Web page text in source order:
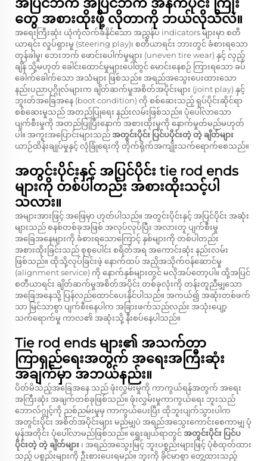
တွေ အစားထိုးဖို့ လိုတာကို ဘယ်လိုသိလဲ။
အရေးကြီးဆုံး ယုံကုံလက်ခံနိုင်သော အညွှန်ပ indicators များမှာ စတီ
ယာရင်း လှုပ်ရှားမှု (steering play)၊ စတီယာရင်း ဘားတွင် ခံစားရသော
တုန်ခါမှု၊ ဘေးဘက် ဖောင်းပေါက်မှုများ (uneven tire wear) နှင့် လှည့်
ချိန် သို့မဟုတ် ခေါင်းထောင်မှုများပေါ်တွင် မောင်းနေစဉ် ကြားရသော ခပ်
ခေါက်ခေါက်သော အသံများ ဖြစ်သည်။ အရည်အသွေးပေးထားသော
နည်းပညာပုဂ္ဂိုလ်များက ချိတ်ဆက်မှုအစိတ်အပိုင်းများ (joint play) နှင့်
ဘူးတ်အခြေအနေ (boot condition) ကို စစ်ဆေးသည့် ရုပ်ပိုင်းဆိုင်ရာ
စစ်ဆေးမှုသည် အတည်ပြုရေး နည်းလမ်းဖြစ်သည်။ ပုံပေါ်လာသော
ပျက်စီးမှုကို အတည်ပြုပြီးနောက် အစားထိုးမှုကို နောက်မှုတ်မည်မဟုတ်
ပါ။ အကူးအပြောင်းများသည် အတွင်းပိုင်း ပြင်ပပိုင်းတဲ့ တဲ့ ချိတ်များ
ယာဉ်ထိန်းချုပ်မှုနှင့် လုံခြုံရေးကို တိုက်ရိုက်အကျိုးသက်ရောက်စေသည်။
အတွင်းပိုင်းနှင့် အပြင်ပိုင်း tie rod ends
များကို တစ်ပါတည်း အစားထိုးသင့်ပါ
သလား။
အများအားဖြင့် အဖြေမှာ ဟုတ်ပါသည်။ အတွင်းပိုင်းနှင့် အပြင်ပိုင်း အဆုံး
များသည် စနစ်တစ်ခုအဖြစ် အလုပ်လုပ်ပြီး အလားတူ ပျက်စီးမှု
အခြေအနေများကို ခံစားရသောကြောင့် နှစ်များကို တစ်ပါတည်း
အစားထိုးခြင်းသည် စုစုပေါင်း စရိတ်အရ အကောင်းဆုံး နည်းလမ်း
ဖြစ်သည်။ ထိုသို့လုပ်ခြင်းဖဲ့ နောက်ထပ် အညှိအသိုက်ဝန်ဆောင်မှု
(alignment service) ကို နောက်နှစ်များတွင် မလိုအပ်တော့ပါ။ ထို့အပြင်
စတီယာရင်း ချိတ်ဆက်မှုအစိတ်အပိုင်း တစ်ခုလုံးကို တန်းတူညီမျှသော
အခြေအနေသို့ ပြန်လည်ထောင်ပေးနိုင်ပါသည်။ အကယ်၍ အဆုံးတစ်ဖက်
သာ မြင်သာစွာ ပျက်စီးနေပါက အခြားဖက်သည်လည်း အသုံးပျော့
သက်ရောက်မှု ကာလ၏ အဆုံးသို့ နီးစပ်နေပါသည်။
Tie rod ends များ၏ အသက်တာ
ကြာရှည်ရေးအတွက် အရေးအကြီးဆုံး
အချက်မှာ အဘယ်နည်း။
ပိတ်မိသည့်အခြေအနေ သည် ဖုံးလွှမ်းမှုကို ကာကွယ်ရန်အတွက် အရေး
အကြီးဆုံး အချက်တစ်ခုဖြစ်သည်။ ဖုံးလွှမ်းမှုကာကွယ်ရေး ဘူးသည်
ဘောလ်ဂျွင့်ကို ညစ်ညမ်းမှုမှ ကာကွယ်ပေးပြီး ထိုဘူးပျက်သွားပါက
အတွင်းပိုင်း အစိတ်အပိုင်းများ မည်မျှပဲ အရည်အသွေးကောင်းစေကာမျှ ပုံ
မှန်အတိုင်း ပုံပေါ်လာမည်ဖြစ်သည်။ ရွေးချယ်ရာတွင် အတွင်းပိုင်း ပြင်ပ
ပိုင်းတဲ့ တဲ့ ချိတ်များ ၊ အရည်အသွေးမြင့် ဘူးပစ္စည်းများဖြင့် ပုံစံထုတ်ထား
သည့် ပစ္စည်းများကို ဦးစားပေးရမည်။ ဘူးကို ခိုင်မာစွာ တွေ့ထားသည့်